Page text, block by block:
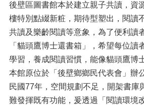
後壁區圖書館本於建立親子共讀，資
樓特別點綴新粧，期待型塑出，閱讀
共讀及樂齡閱讀等意象，為了便利讀
「貓頭鷹博士還書箱」，希望每位讀
學習，養成閱讀習慣，能像貓頭鷹博
本館原位於「後壁鄉鄉民代表會」辦
民國77年，空間規劃不足，開架書庫
難發揮既有功能，爰透過「閱讀環境